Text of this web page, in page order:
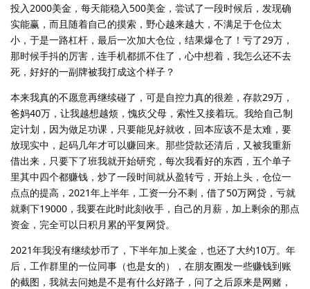
投入2000美金，每天能稳入500美金，尝试了一段时候后，发现确
实能赢，而且随着自己的摸索，野心越来越大，不满足于仓位太
小，于是一路杠杆，最后一次加大仓位，结果爆仓了！亏了29万，
那时候手抖的厉害，连手机都抓不住了，心中想着，我怎么还不去
死，好好的一副牌被我打成这个样子？
本来我真的不愿意再继续碰了，可是自控力真的很差，存款29万，
爸妈40万，让我越想越烦，愧疚父母，索性又接着玩。我给自己制
定计划，因为做足功课，只要能见好就收，回本应该不是太难，要
放现实中，起码几年才可以赚回来。那些贷款还清后，又被我重新
借出来，只要下了班我就开始研究，每次我看好的东西，五个单子
里其中四个都赚钱，炒了一段时间就从盈转亏，开始上头，仓位一
点点的提高，2021年上半年，工资一分不剩，借了50万网贷，亏就
就剩下19000，我要在此时此刻收手，自己的月薪，加上剩余的那点
资金，完全可以日积月累的平复网贷。
2021年我没有继续炒币了，下半年加上奖金，也还了大约10万。年
后，工作群里的一位同事（也是女的），在朋友圈发一些赚钱到账
的截图，我就去问她是不是有什么好路子，问了之后原来是网赌，